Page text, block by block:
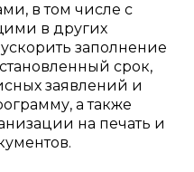
в том числе с
в других
заполнение
срок,
заявлений и
а также
на печать и